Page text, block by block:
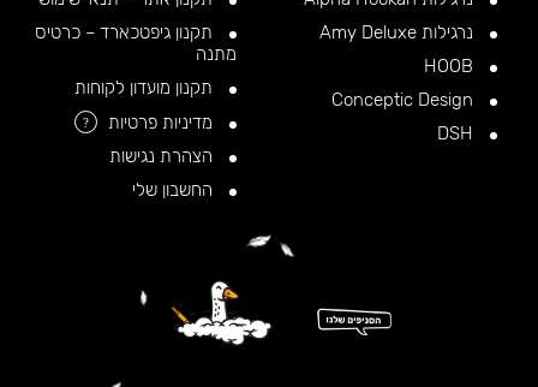
נרגילות Amy Deluxe
תקנון גיפטכארד – כרטיס
מתנה
תקנון מועדון לקוחות
מדיניות פרטיות
?
הצהרת נגישות
החשבון שלי